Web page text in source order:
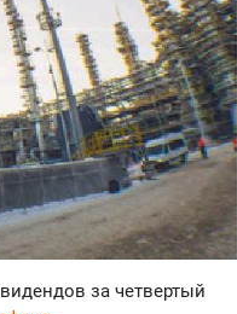
за четвертый